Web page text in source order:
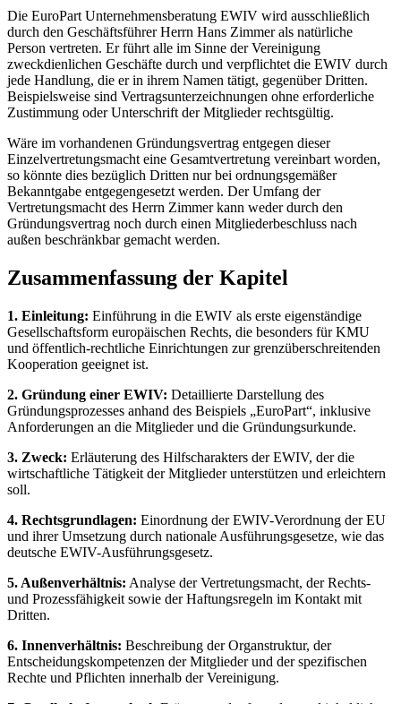
Die EuroPart Unternehmensberatung EWIV wird ausschließlich
durch den Geschäftsführer Herrn Hans Zimmer als natürliche
Person vertreten. Er führt alle im Sinne der Vereinigung
zweckdienlichen Geschäfte durch und verpflichtet die EWIV durch
jede Handlung, die er in ihrem Namen tätigt, gegenüber Dritten.
Beispielsweise sind Vertragsunterzeichnungen ohne erforderliche
Zustimmung oder Unterschrift der Mitglieder rechtsgültig.
Wäre im vorhandenen Gründungsvertrag entgegen dieser
Einzelvertretungsmacht eine Gesamtvertretung vereinbart worden,
so könnte dies bezüglich Dritten nur bei ordnungsgemäßer
Bekanntgabe entgegengesetzt werden. Der Umfang der
Vertretungsmacht des Herrn Zimmer kann weder durch den
Gründungsvertrag noch durch einen Mitgliederbeschluss nach
außen beschränkbar gemacht werden.
Zusammenfassung der Kapitel
1. Einleitung: Einführung in die EWIV als erste eigenständige
Gesellschaftsform europäischen Rechts, die besonders für KMU
und öffentlich-rechtliche Einrichtungen zur grenzüberschreitenden
Kooperation geeignet ist.
2. Gründung einer EWIV: Detaillierte Darstellung des
Gründungsprozesses anhand des Beispiels „EuroPart“, inklusive
Anforderungen an die Mitglieder und die Gründungsurkunde.
3. Zweck: Erläuterung des Hilfscharakters der EWIV, der die
wirtschaftliche Tätigkeit der Mitglieder unterstützen und erleichtern
soll.
4. Rechtsgrundlagen: Einordnung der EWIV-Verordnung der EU
und ihrer Umsetzung durch nationale Ausführungsgesetze, wie das
deutsche EWIV-Ausführungsgesetz.
5. Außenverhältnis: Analyse der Vertretungsmacht, der Rechts-
und Prozessfähigkeit sowie der Haftungsregeln im Kontakt mit
Dritten.
6. Innenverhältnis: Beschreibung der Organstruktur, der
Entscheidungskompetenzen der Mitglieder und der spezifischen
Rechte und Pflichten innerhalb der Vereinigung.